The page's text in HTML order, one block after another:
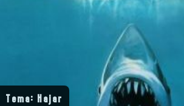
Tema: Hajar